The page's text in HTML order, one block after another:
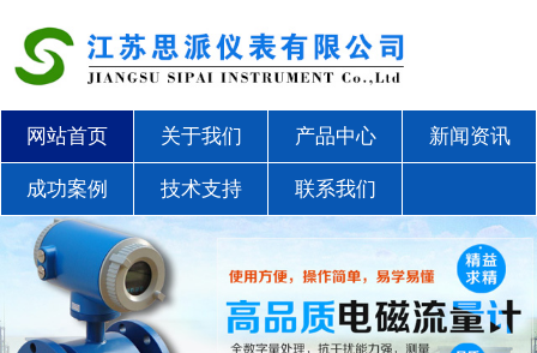
网站首页 关于我们 产品中心 新闻资讯
成功案例 技术支持 联系我们